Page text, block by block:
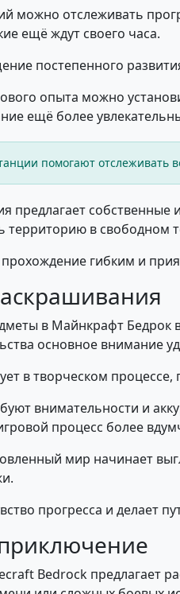
можно отслеживать
ещё ждут своего часа.
постепенного
опыта можно
ещё более
помогают отслеживать
предлагает
территорию в свободном
прохождение гибким и
в Майнкрафт
основное внимание
в творческом
внимательности и
процесс более
мир начинает
прогресса и делает
Bedrock предлагает